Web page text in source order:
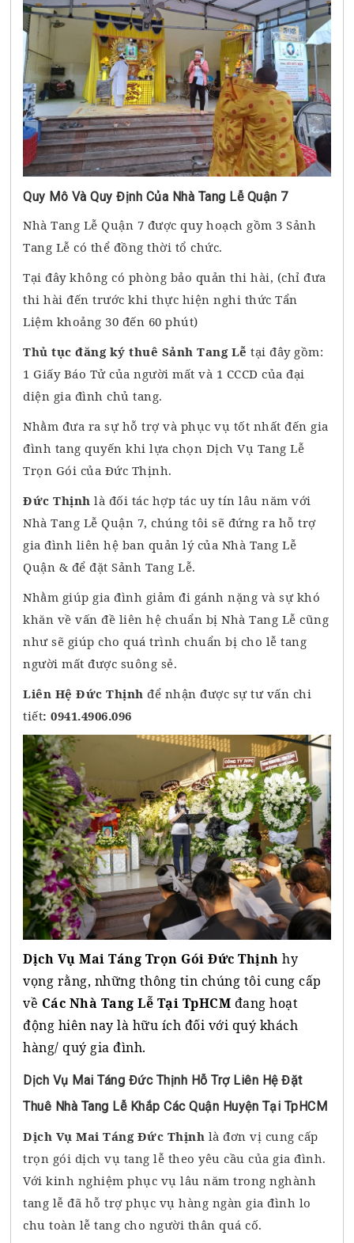
Quy Mô Và Quy Định Của Nhà Tang Lễ Quận 7
Nhà Tang Lễ Quận 7 được quy hoạch gồm 3 Sảnh
Tang Lễ có thể đồng thời tổ chức.
Tại đây không có phòng bảo quản thi hài, (chỉ đưa
thi hài đến trước khi thực hiện nghi thức Tẩn
Liệm khoảng 30 đến 60 phút)
Thủ tục đăng ký thuê Sảnh Tang Lễ tại đây gồm:
1 Giấy Báo Tử của người mất và 1 CCCD của đại
diện gia đình chủ tang.
Nhằm đưa ra sự hỗ trợ và phục vụ tốt nhất đến gia
đình tang quyến khi lựa chọn Dịch Vụ Tang Lễ
Trọn Gói của Đức Thịnh.
Đức Thịnh là đối tác hợp tác uy tín lâu năm với
Nhà Tang Lễ Quận 7, chúng tôi sẽ đứng ra hỗ trợ
gia đình liên hệ ban quản lý của Nhà Tang Lễ
Quận & để đặt Sảnh Tang Lễ.
Nhằm giúp gia đình giảm đi gánh nặng và sự khó
khăn về vấn đề liên hệ chuẩn bị Nhà Tang Lễ cũng
như sẽ giúp cho quá trình chuẩn bị cho lễ tang
người mất được suông sẻ.
Liên Hệ Đức Thịnhđể nhận được sự tư vấn chi
tiết: 0941.4906.096
Dịch Vụ Mai Táng Trọn Gói Đức Thịnh hy
vọng rằng, những thông tin chúng tôi cung cấp
về Các Nhà Tang Lễ Tại TpHCM đang hoạt
động hiên nay là hữu ích đối với quý khách
hàng/ quý gia đình.
Dịch Vụ Mai Táng Đức Thịnh Hỗ Trợ Liên Hệ Đặt
Thuê Nhà Tang Lễ Khắp Các Quận Huyện Tại TpHCM
Dịch Vụ Mai Táng Đức Thịnh là đơn vị cung cấp
trọn gói dịch vụ tang lễ theo yêu cầu của gia đình.
Với kinh nghiệm phục vụ lâu năm trong nghành
tang lễ đã hỗ trợ phục vụ hàng ngàn gia đình lo
chu toàn lễ tang cho người thân quá cố.